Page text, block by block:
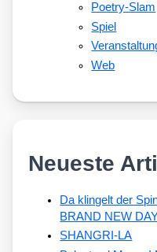
Poetry-Slam
Spiel
Web
Neueste
Da klingelt der
BRAND NEW
SHANGRI-LA